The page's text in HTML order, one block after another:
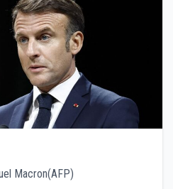
Macron(AFP)